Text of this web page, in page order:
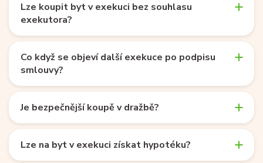
Lze koupit byt v exekuci bez souhlasu
exekutora?
Co když se objeví další exekuce po podpisu
smlouvy?
Je bezpečnější koupě v dražbě?
Lze na byt v exekuci získat hypotéku?